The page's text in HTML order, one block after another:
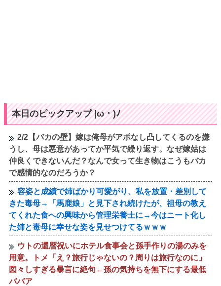
本日のピックアップ |ω・)ﾉ
2/2【バカの壁】嫁は俺母がアポなし凸してくるのを嫌
うし、母は悪意があってか平気で繰り返す。なぜ嫁姑は
仲良くできないんだ？なんで女って生き物はこうもバカ
で感情的なのだろうか？
容姿と成績で姉ばかり可愛がり、私を放置・差別して
きた毒母→「馬鹿娘」と見下され続けたが、祖母の教え
てくれた食への興味から管理栄養士に→今はニート化し
た姉と毒母に幸せな姿を見せつけてるｗｗｗ
ウトの還暦祝いにホテル食事会と孫手作りの湯のみを
用意。トメ「え？旅行じゃないの？周りは旅行なのに」
図々しすぎる暴言に絶句←孫の気持ちを無下にする最低
ババア